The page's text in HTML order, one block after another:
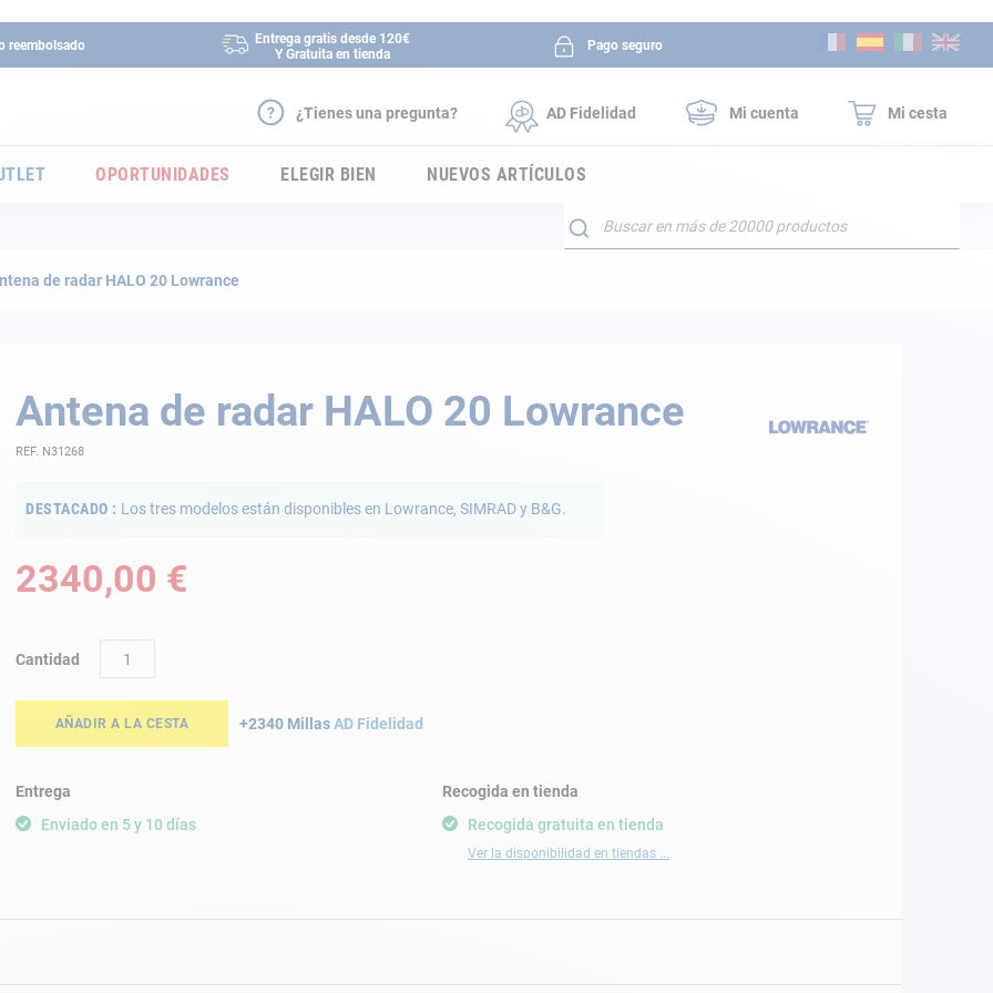
reembolsado
Entrega gratis desde 120€
Y Gratuita en tienda
Pago seguro
¿Tienes una pregunta? AD Fidelidad Mi cuenta Mi cesta
OPORTUNIDADES ELEGIR BIEN NUEVOS ARTÍCULOS
Buscar
de radar HALO 20 Lowrance
Antena de radar HALO 20 Lowrance
REF. N31268
DESTACADO Los tres modelos están disponibles en Lowrance, SIMRAD y B&G.
2340,00 €
Cantidad
AÑADIR A LA CESTA +2340 MillasAD Fidelidad
Entrega
Enviado en 5 y 10 días
Recogida gratuita en tienda
Ver la disponibilidad en tiendas ...
Recogida en tienda